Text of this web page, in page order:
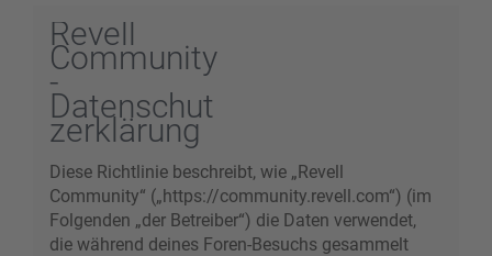
Revell
Community
-
Datenschut
zerklärung
Diese Richtlinie beschreibt, wie „Revell
Community“ („https://community.revell.com“) (im
Folgenden „der Betreiber“) die Daten verwendet,
die während deines Foren-Besuchs gesammelt